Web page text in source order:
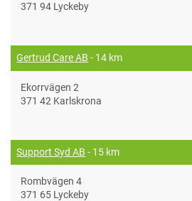
371 94 Lyckeby
Gertrud Care AB - 14 km
Ekorrvägen 2
371 42 Karlskrona
Support Syd AB - 15 km
Rombvägen 4
371 65 Lyckeby